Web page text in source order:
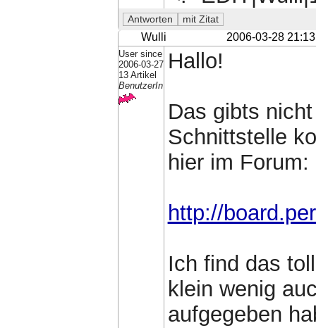
Wulli 2006-03-28 21:13
User since
2006-03-27
13 Artikel
BenutzerIn
Hallo!
Das gibts
Schnittstelle
hier im Forum:
http://
Ich find das
klein wenig
aufgegeben